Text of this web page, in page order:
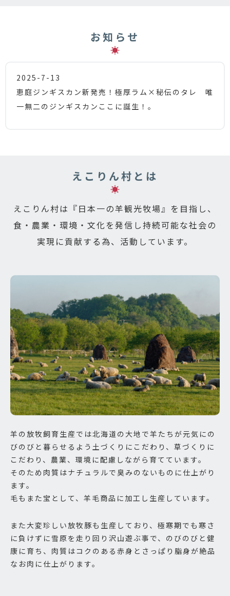
お知らせ
2025-7-13
恵庭ジンギスカン新発売！極厚ラム×秘伝のタレ 唯
一無二のジンギスカンここに誕生！。
えこりん村とは
えこりん村は『日本一の羊観光牧場』を目指し、
食・農業・環境・文化を発信し持続可能な社会の
実現に貢献する為、活動しています。
羊の放牧飼育生産では北海道の大地で羊たちが元気にの
びのびと暮らせるよう土づくりにこだわり、草づくりに
こだわり、農業、環境に配慮しながら育てています。
そのため肉質はナチュラルで臭みのないものに仕上がり
ます。
毛もまた宝として、羊毛商品に加工し生産しています。
また大変珍しい放牧豚も生産しており、極寒期でも寒さ
に負けずに雪原を走り回り沢山遊ぶ事で、のびのびと健
康に育ち、肉質はコクのある赤身とさっぱり脂身が絶品
なお肉に仕上がります。